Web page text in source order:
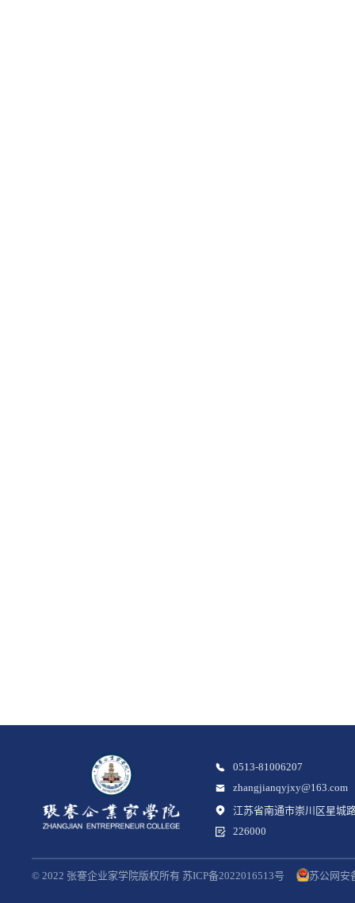
0513-81006207
zhangjianqyjxy@163.com
江苏省南通市崇川区星城
226000
© 2022 张謇企业家学院版权所有 苏ICP备2022016513号 苏公网安